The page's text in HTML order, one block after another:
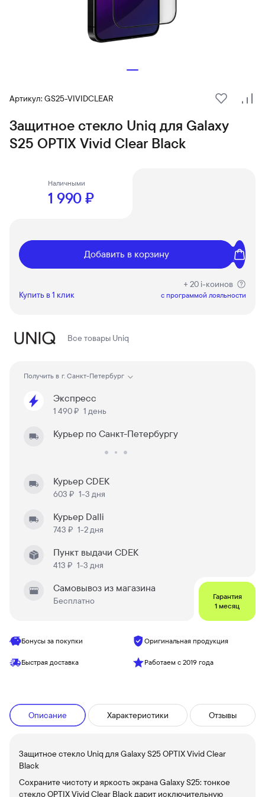
Артикул: GS25-VIVIDCLEAR
В
Защитное стекло Uniq для Galaxy
S25 OPTIX Vivid Clear Black
Наличными
1 990 ₽
Добавить в корзину
Купить в 1 клик
+ 20 i-коинов
c программой лояльности
Все товары Uniq
Получить в г. Санкт-Петербург
Экспресс
1 490 ₽ 1 день
Курьер по Санкт-Петербургу
Курьер CDEK
603 ₽ 1-3 дня
Курьер Dalli
743 ₽ 1-2 дня
Пункт выдачи CDEK
413 ₽ 1-3 дня
Самовывоз из магазина
Бесплатно
Гарантия
1 месяц
Бонусы за покупки Оригинальная продукция
Быстрая доставка Работаем с 2019 года
Описание Характеристики Отзывы
Защитное стекло Uniq для Galaxy S25 OPTIX Vivid Clear
Black
Сохраните чистоту и яркость экрана Galaxy S25: тонкое
стекло OPTIX Vivid Clear Black дарит исключительную